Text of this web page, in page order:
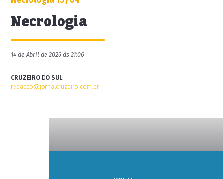
Necrologia
14 de Abril de 2026 às 21:06
CRUZEIRO DO SUL
redacao@jornalcruzeiro.com.br